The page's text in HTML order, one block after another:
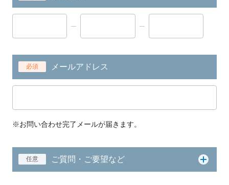
必須 メールアドレス
※お問い合わせ完了メールが届きます。
任意 ご質問・ご要望など